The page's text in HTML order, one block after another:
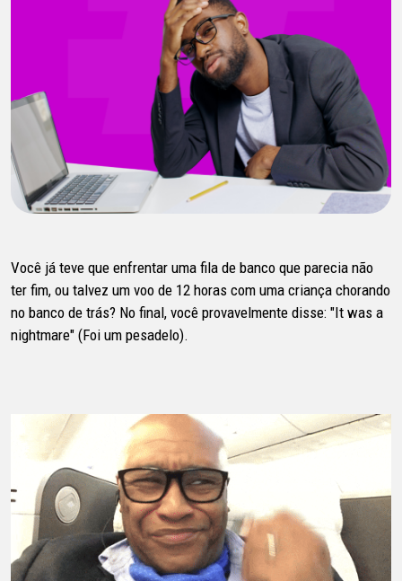
Você já teve que enfrentar uma fila de banco que parecia não
ter fim, ou talvez um voo de 12 horas com uma criança chorando
no banco de trás? No final, você provavelmente disse: "It was a
nightmare" (Foi um pesadelo).